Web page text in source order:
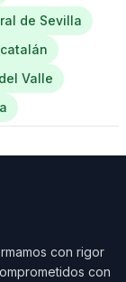
de Sevilla
catalán
Valle
con rigor
con